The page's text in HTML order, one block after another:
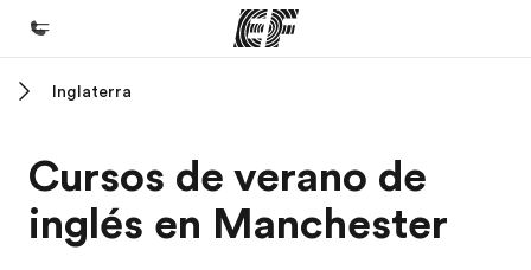
Programas
Ver todo lo que hacemos
Inglaterra
Cursos de verano de
inglés en Manchester